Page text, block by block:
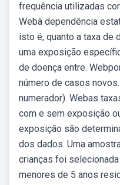
frequência utilizadas
Webà dependência
isto é, quanto a taxa de
uma exposição
de doença entre.
número de casos
numerador). Webas
com e sem exposição
exposição são
dos dados. Uma
crianças foi
menores de 5 anos